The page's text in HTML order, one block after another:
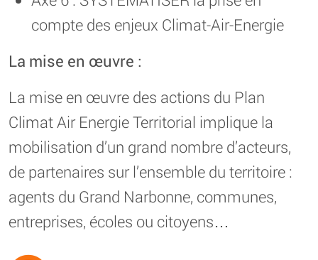
compte des enjeux Climat-Air-Energie
La mise en œuvre :
La mise en œuvre des actions du Plan
Climat Air Energie Territorial implique la
mobilisation d’un grand nombre d’acteurs,
de partenaires sur l’ensemble du territoire :
agents du Grand Narbonne, communes,
entreprises, écoles ou citoyens…